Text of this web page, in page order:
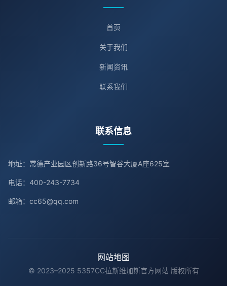
首页
关于我们
新闻资讯
联系我们
联系信息
地址：常德产业园区创新路36号智谷大厦A座625室
电话：400-243-7734
邮箱：cc65@qq.com
网站地图
© 2023–2025 5357CC拉斯维加斯官方网站 版权所有